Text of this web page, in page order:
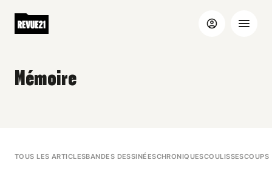
Mémoire
TOUS LES ARTICLESBANDES DESSINÉESCHRONIQUESCOULISSESCOUPS